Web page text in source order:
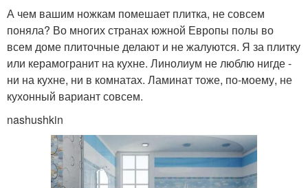
А чем вашим ножкам помешает плитка, не совсем
поняла? Во многих странах южной Европы полы во
всем доме плиточные делают и не жалуются. Я за плитку
или керамогранит на кухне. Линолиум не люблю нигде -
ни на кухне, ни в комнатах. Ламинат тоже, по-моему, не
кухонный вариант совсем.
nashushkin